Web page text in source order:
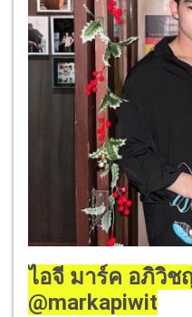
ไอจี มาร์ค อภิวิ
@markapiwit